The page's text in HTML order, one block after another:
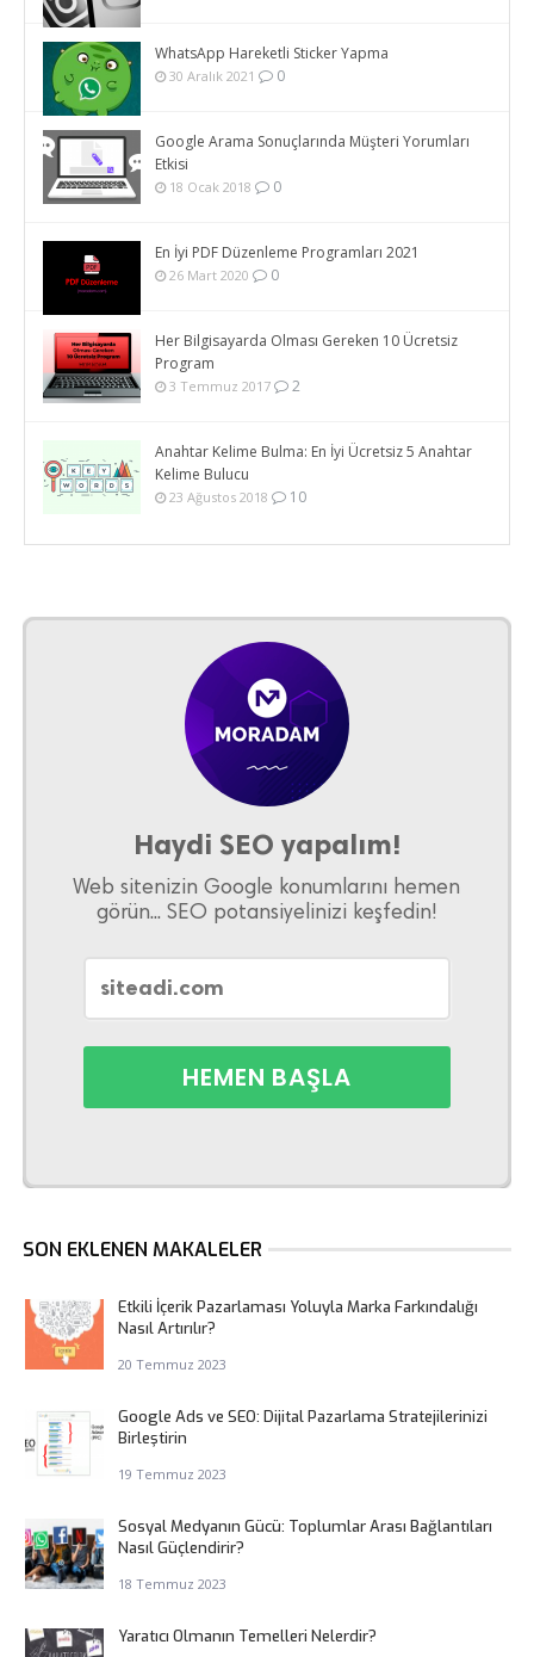
WhatsApp Hareketli Sticker Yapma
30 Aralık 2021 0
Google Arama Sonuçlarında Müşteri Yorumları
Etkisi
18 Ocak 2018 0
En İyi PDF Düzenleme Programları 2021
26 Mart 2020 0
Her Bilgisayarda Olması Gereken 10 Ücretsiz
Program
3 Temmuz 2017 2
Anahtar Kelime Bulma: En İyi Ücretsiz 5 Anahtar
Kelime Bulucu
23 Ağustos 2018 10
Haydi SEO yapalım!
Web sitenizin Google konumlarını hemen
görün... SEO potansiyelinizi keşfedin!
SON EKLENEN MAKALELER
Etkili İçerik Pazarlaması Yoluyla Marka Farkındalığı
Nasıl Artırılır?
20 Temmuz 2023
Google Ads ve SEO: Dijital Pazarlama Stratejilerinizi
Birleştirin
19 Temmuz 2023
Sosyal Medyanın Gücü: Toplumlar Arası Bağlantıları
Nasıl Güçlendirir?
18 Temmuz 2023
Yaratıcı Olmanın Temelleri Nelerdir?